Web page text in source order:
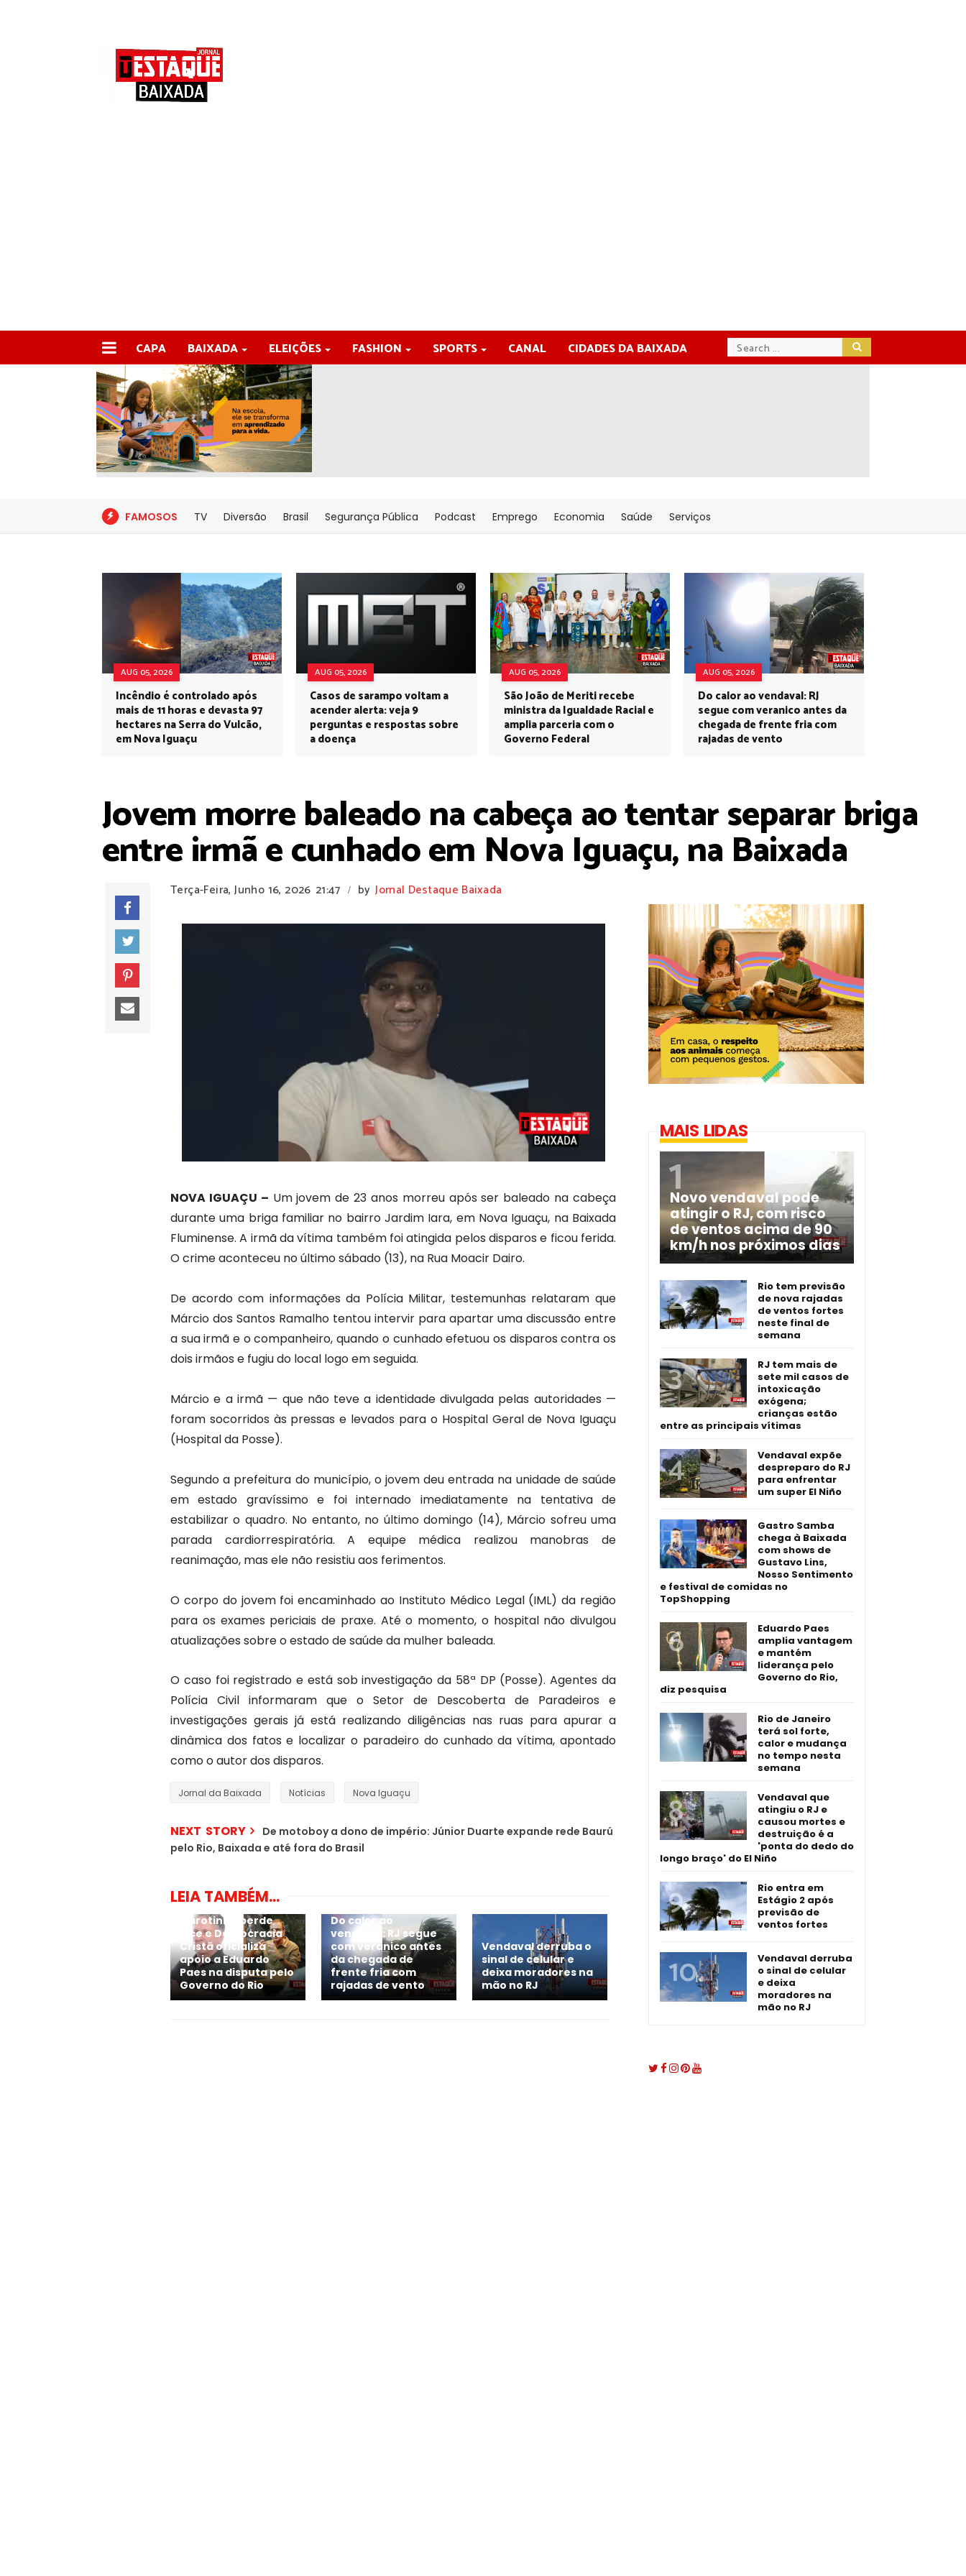
CAPA BAIXADA ELEIÇÕES FASHION SPORTS CANAL CIDADES DA BAIXADA
FAMOSOS TV Diversão Brasil Segurança Pública Podcast Emprego Economia Saúde Serviços
AUG 05, 2026
Incêndio é controlado após
mais de 11 horas e devasta 97
hectares na Serra do Vulcão,
em Nova Iguaçu
AUG 05, 2026
Casos de sarampo voltam a
acender alerta: veja 9
perguntas e respostas sobre
a doença
AUG 05, 2026
São João de Meriti recebe
ministra da Igualdade Racial e
amplia parceria com o
Governo Federal
AUG 05, 2026
Do calor ao vendaval: RJ
segue com veranico antes da
chegada de frente fria com
rajadas de vento
Jovem morre baleado na cabeça ao tentar separar briga
entre irmã e cunhado em Nova Iguaçu, na Baixada
Terça-Feira, Junho 16, 2026 21:47 / by Jornal Destaque Baixada
NOVA IGUAÇU – Um jovem de 23 anos morreu após ser baleado na cabeça
durante uma briga familiar no bairro Jardim Iara, em Nova Iguaçu, na Baixada
Fluminense. A irmã da vítima também foi atingida pelos disparos e ficou ferida.
O crime aconteceu no último sábado (13), na Rua Moacir Dairo.
De acordo com informações da Polícia Militar, testemunhas relataram que
Márcio dos Santos Ramalho tentou intervir para apartar uma discussão entre
a sua irmã e o companheiro, quando o cunhado efetuou os disparos contra os
dois irmãos e fugiu do local logo em seguida.
Márcio e a irmã — que não teve a identidade divulgada pelas autoridades —
foram socorridos às pressas e levados para o Hospital Geral de Nova Iguaçu
(Hospital da Posse).
Segundo a prefeitura do município, o jovem deu entrada na unidade de saúde
em estado gravíssimo e foi internado imediatamente na tentativa de
estabilizar o quadro. No entanto, no último domingo (14), Márcio sofreu uma
parada cardiorrespiratória. A equipe médica realizou manobras de
reanimação, mas ele não resistiu aos ferimentos.
O corpo do jovem foi encaminhado ao Instituto Médico Legal (IML) da região
para os exames periciais de praxe. Até o momento, o hospital não divulgou
atualizações sobre o estado de saúde da mulher baleada.
O caso foi registrado e está sob investigação da 58ª DP (Posse). Agentes da
Polícia Civil informaram que o Setor de Descoberta de Paradeiros e
investigações gerais já está realizando diligências nas ruas para apurar a
dinâmica dos fatos e localizar o paradeiro do cunhado da vítima, apontado
como o autor dos disparos.
Jornal da Baixada Notícias Nova Iguaçu
NEXT STORY
De motoboy a dono de império: Júnior Duarte expande rede Baurú
pelo Rio, Baixada e até fora do Brasil
LEIA TAMBÉM...
Garotinho perde
vice e Democracia
Cristã oficializa
apoio a Eduardo
Paes na disputa pelo
Governo do Rio
Do calor ao
vendaval: RJ segue
com veranico antes
da chegada de
frente fria com
rajadas de vento
Vendaval derruba o
sinal de celular e
deixa moradores na
mão no RJ
MAIS LIDAS
Novo vendaval pode
atingir o RJ, com risco
de ventos acima de 90
km/h nos próximos dias
Rio tem previsão
de nova rajadas
de ventos fortes
neste final de
semana
RJ tem mais de
sete mil casos de
intoxicação
exógena;
crianças estão
entre as principais vítimas
Vendaval expõe
despreparo do RJ
para enfrentar
um super El Niño
Gastro Samba
chega à Baixada
com shows de
Gustavo Lins,
Nosso Sentimento
e festival de comidas no
TopShopping
Eduardo Paes
amplia vantagem
e mantém
liderança pelo
Governo do Rio,
diz pesquisa
Rio de Janeiro
terá sol forte,
calor e mudança
no tempo nesta
semana
Vendaval que
atingiu o RJ e
causou mortes e
destruição é a
'ponta do dedo do
longo braço' do El Niño
Rio entra em
Estágio 2 após
previsão de
ventos fortes
Vendaval derruba
o sinal de celular
e deixa
moradores na
mão no RJ